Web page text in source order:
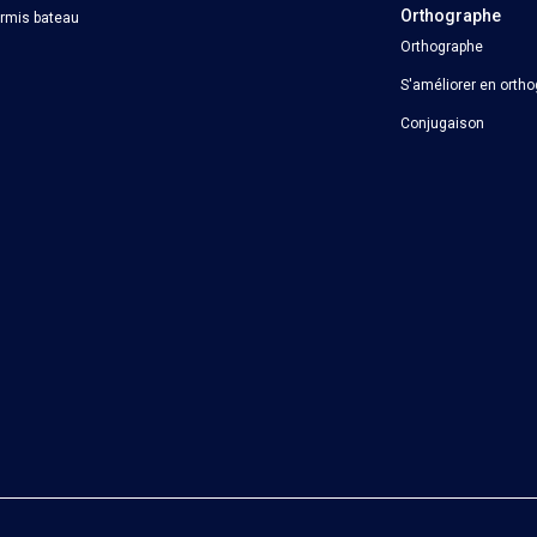
bateau Orthographe
Orthographe
S'améliorer en
Conjugaison